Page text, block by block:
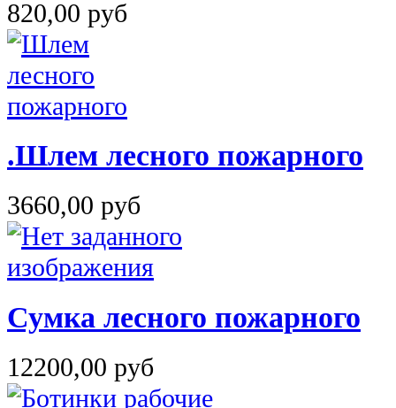
820,00 руб
.Шлем лесного пожарного
3660,00 руб
Сумка лесного пожарного
12200,00 руб